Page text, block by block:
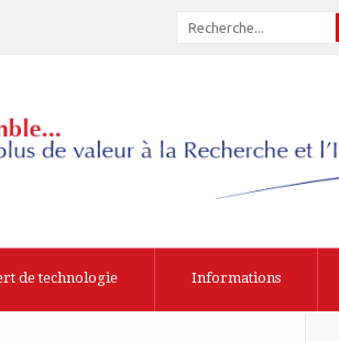
de technologie Informations